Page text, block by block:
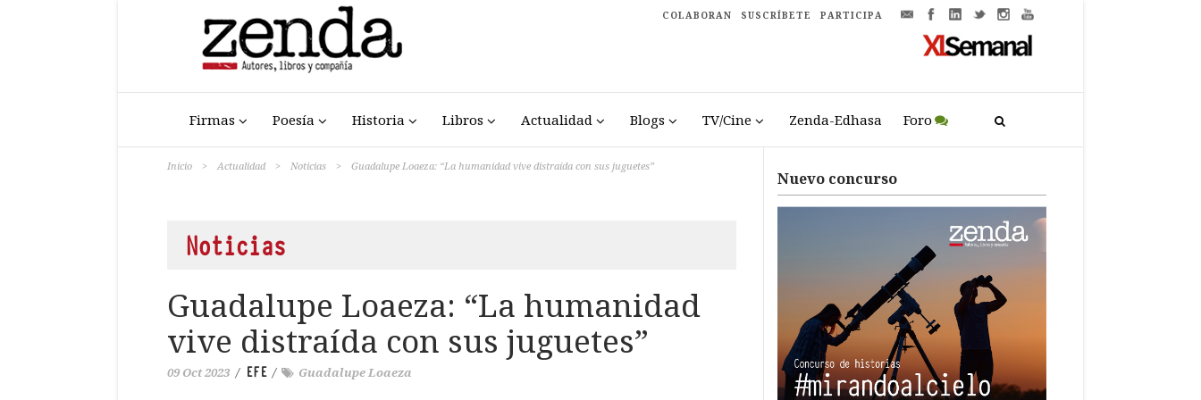
COLABORAN SUSCRÍBETE PARTICIPA
Firmas Poesía Historia Libros Actualidad Blogs TV/Cine Zenda-Edhasa Foro
Inicio > Actualidad > Noticias > Guadalupe Loaeza: “La humanidad vive distraída con sus juguetes”
Noticias
Guadalupe Loaeza: “La humanidad
vive distraída con sus juguetes”
09 Oct 2023 / EFE / Guadalupe Loaeza
Nuevo concurso